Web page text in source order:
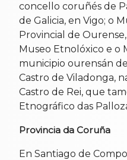
concello coruñés de
de Galicia, en Vigo; o
Provincial de
Museo Etnolóxico e o
municipio ourensán
Castro de Viladonga,
Castro de Rei, que
Etnográfico das
Provincia da Coruña
En Santiago de